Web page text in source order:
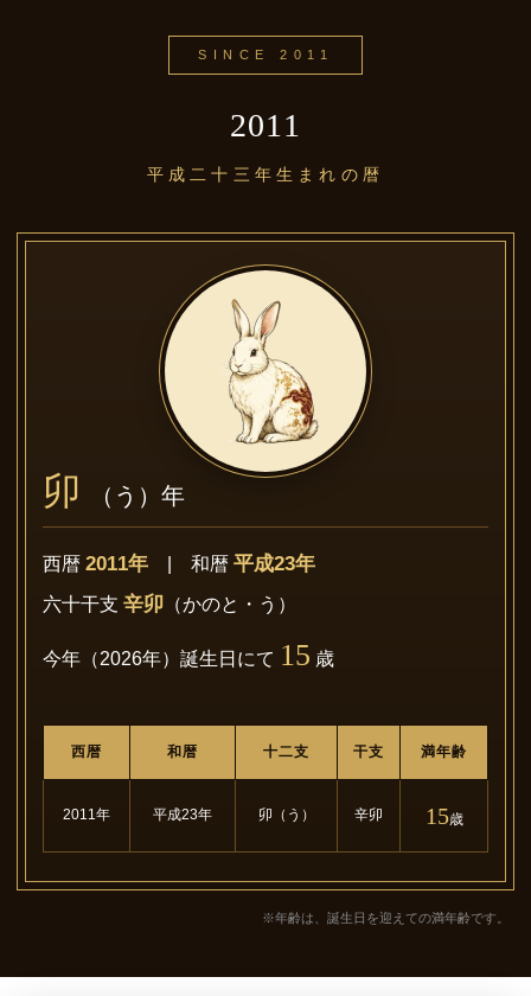
SINCE 2011
2011
平成二十三年生まれの暦
卯 （う）年
西暦 2011年 | 和暦 平成23年
六十干支 辛卯 （かのと・う）
今年（2026年）誕生日にて 15 歳
西暦 和暦 十二支 干支 満年齢
2011年 平成23年 卯（う） 辛卯 15歳
※年齢は、誕生日を迎えての満年齢です。